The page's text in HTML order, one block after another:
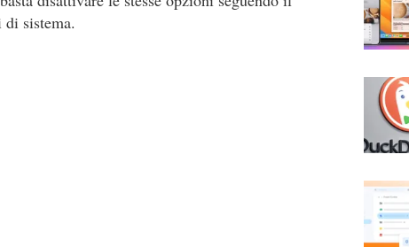
sistema.